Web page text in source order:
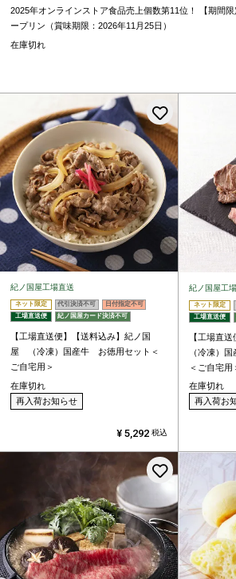
2025年オンラインストア食品売上個数第11位！
【期間
ープリン（賞味期限：2026年11月25日）
在庫切れ
紀ノ国屋工場直送
ネット限定 代引決済不可
日付指定不可
工場直送便
紀ノ国屋カード決済不可
【工場直送便】【送料込み】紀ノ国
屋 （冷凍）国産牛 お徳用セット＜
ご自宅用＞
在庫切れ
再入荷お知らせ
¥ 5,292 税込
紀ノ国屋工
ネット限定
工場直送便
【工場直
（冷凍）
＜ご自宅用
在庫切れ
再入荷お
お気に入